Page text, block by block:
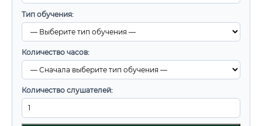
Тип обучения:
Количество часов:
Количество слушателей: